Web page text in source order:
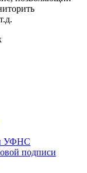
УФНС
подписи